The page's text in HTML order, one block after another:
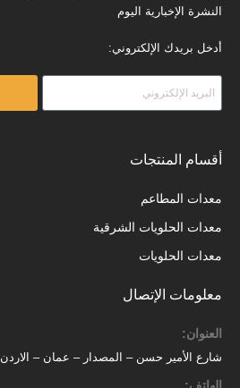
النشرة الإخبارية اليوم
أدخل بريدك الإلكتروني:
أقسام المنتجات
معدات المطاعم
معدات الحلويات الشرقية
معدات الحلويات
معلومات الإتصال
العنوان:
شارع الأمير حسن – المصدار – عمان – الاردن